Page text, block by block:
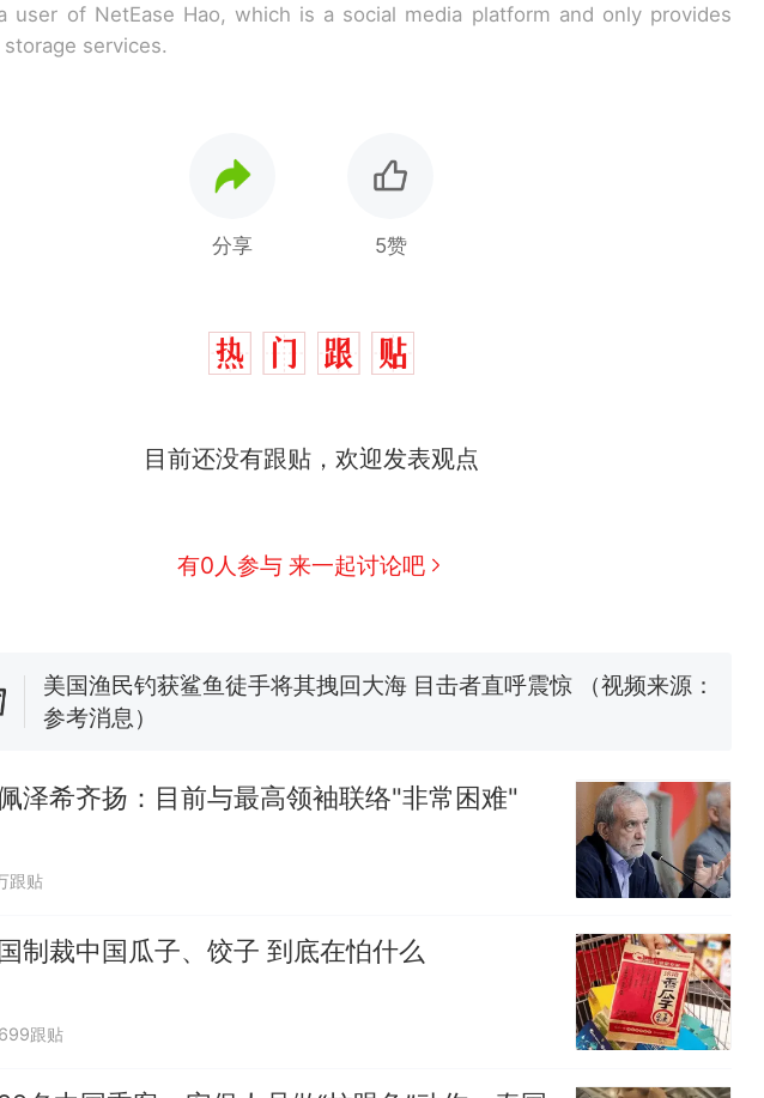
user of NetEase Hao, which is a social media platform and only provides
services.
分享 5赞
目前还没有跟贴，欢迎发表观点
有0人参与 来一起讨论吧
制裁瓜子饺子，美国怕什么？
那个在床头放菜刀的女孩，因老师一句“跟我回家”改写了人生
男子上山采菌偶然发现鸡枞菌窝，原地守1天等它长大：挖了140多
笔试第一被第二名传话劝弃考 官方通报
泽希齐扬：目前与最高领袖联络"非常困难"
跟贴
制裁中国瓜子、饺子 到底在怕什么
跟贴